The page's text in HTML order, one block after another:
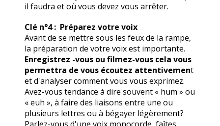
il faudra et où vous devez vous arrêter.
Clé n°4 : Préparez votre voix
Avant de se mettre sous les feux de la rampe,
la préparation de votre voix est importante.
Enregistrez -vous ou filmez-vous cela vous
permettra de vous écoutez attentivement
et d'analyser comment vous vous exprimez.
Avez-vous tendance à dire souvent « hum » ou
« euh », à faire des liaisons entre une ou
plusieurs lettres ou à bégayer légèrement?